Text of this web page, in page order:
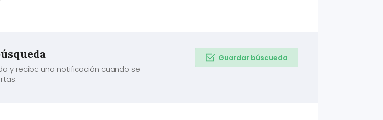
y reciba una notificación cuando se
Guardar búsqueda